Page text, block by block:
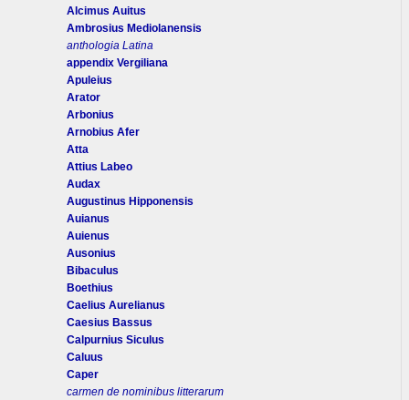
Alcimus Auitus
Ambrosius Mediolanensis
anthologia Latina
appendix Vergiliana
Apuleius
Arator
Arbonius
Arnobius Afer
Atta
Attius Labeo
Audax
Augustinus Hipponensis
Auianus
Auienus
Ausonius
Bibaculus
Boethius
Caelius Aurelianus
Caesius Bassus
Calpurnius Siculus
Caluus
Caper
carmen de nominibus litterarum